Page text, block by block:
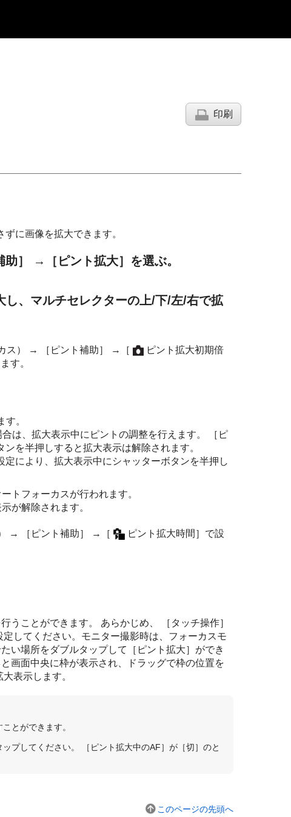
印刷
に画像を拡大できます。
助］ → ［ピント拡大］ を選ぶ。
、マルチセレクターの上/下/左/右で拡
ス ） → ［ピント補助］ → ［
ピント拡大初期倍
す。
す。
合は、拡大表示中にピントの調整を行えます。
［ピ
を半押しすると拡大表示は解除されます。
定により、拡大表示中にシャッターボタンを半押し
トフォーカスが行われます。
が解除されます。
→ ［ピント補助］ → ［ ピント拡大時間］ で設
うことができます。 あらかじめ、
［タッチ操作］
定してください。モニター撮影時は、フォーカスモ
い場所をダブルタップして ［ピント拡大］ ができ
画面中央に枠が表示され、ドラッグで枠の位置を
表示します。
とができます。
プしてください。 ［ピント拡大中のAF］ が［切］ のと
このページの先頭へ